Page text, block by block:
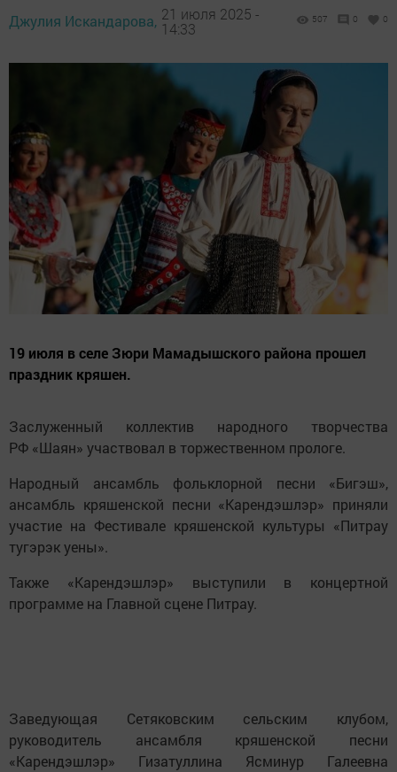
Джулия Искандарова, 21 июля 2025 -
14:33
507 0 0
19 июля в селе Зюри Мамадышского района прошел
праздник кряшен.
Заслуженный коллектив народного творчества
РФ «Шаян» участвовал в торжественном прологе.
Народный ансамбль фольклорной песни «Бигэш»,
ансамбль кряшенской песни «Карендэшлэр» приняли
участие на Фестивале кряшенской культуры «Питрау
тугэрэк уены».
Также «Карендэшлэр» выступили в концертной
программе на Главной сцене Питрау.
Заведующая Сетяковским сельским клубом,
руководитель ансамбля кряшенской песни
«Карендэшлэр» Гизатуллина Ясминур Галеевна